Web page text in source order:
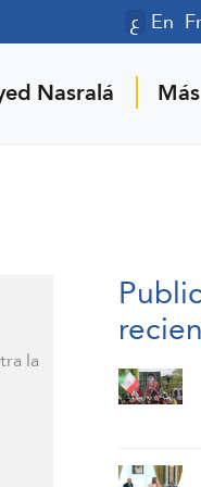
ع En Fr
Nasralá Más
la